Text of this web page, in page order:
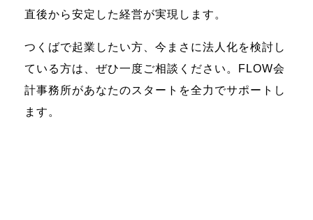
直後から安定した経営が実現します。
つくばで起業したい方、今まさに法人化を検討し
ている方は、ぜひ一度ご相談ください。FLOW会
計事務所があなたのスタートを全力でサポートし
ます。